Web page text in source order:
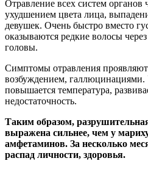
Отравление всех систем органов
ухудшением цвета лица,
девушек. Очень быстро вместо
оказываются редкие волосы
головы.
Симптомы отравления
возбуждением, галлюцинациями.
повышается температура,
недостаточность.
Таким образом,
выражена сильнее, чем у
амфетаминов. За несколько
распад личности, здоровья.